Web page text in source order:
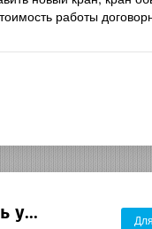
работы
Пользователь удалён